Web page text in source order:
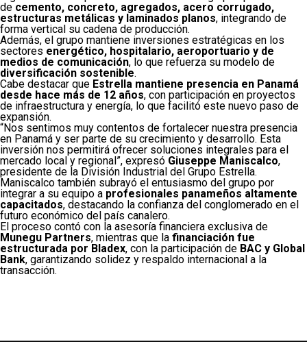
de cemento, concreto, agregados, acero corrugado,
estructuras metálicas y laminados planos, integrando de
forma vertical su cadena de producción.
Además, el grupo mantiene inversiones estratégicas en los
sectores energético, hospitalario, aeroportuario y de
medios de comunicación, lo que refuerza su modelo de
diversificación sostenible.
Cabe destacar que Estrella mantiene presencia en Panamá
desde hace más de 12 años, con participación en proyectos
de infraestructura y energía, lo que facilitó este nuevo paso de
expansión.
“Nos sentimos muy contentos de fortalecer nuestra presencia
en Panamá y ser parte de su crecimiento y desarrollo. Esta
inversión nos permitirá ofrecer soluciones integrales para el
mercado local y regional”, expresó Giuseppe Maniscalco,
presidente de la División Industrial del Grupo Estrella.
Maniscalco también subrayó el entusiasmo del grupo por
integrar a su equipo a profesionales panameños altamente
capacitados, destacando la confianza del conglomerado en el
futuro económico del país canalero.
El proceso contó con la asesoría financiera exclusiva de
Munegu Partners, mientras que la financiación fue
estructurada por Bladex, con la participación de BAC y Global
Bank, garantizando solidez y respaldo internacional a la
transacción.